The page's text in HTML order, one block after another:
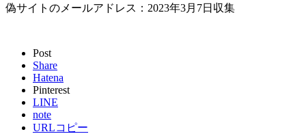
偽サイトのメールアドレス：2023年3月7日収集
Post
Share
Hatena
Pinterest
LINE
note
URLコピー